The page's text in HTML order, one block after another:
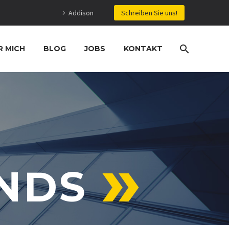
Addison Schreiben Sie uns!
MICH BLOG JOBS KONTAKT